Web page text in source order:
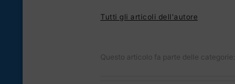
Tutti gli articoli dell'autore
Questo articolo fa parte delle categorie: